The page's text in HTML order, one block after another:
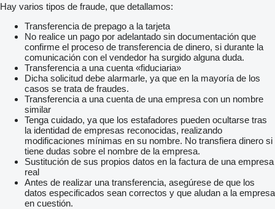
Hay varios tipos de fraude, que detallamos:
Transferencia de prepago a la tarjeta
No realice un pago por adelantado sin documentación que
confirme el proceso de transferencia de dinero, si durante la
comunicación con el vendedor ha surgido alguna duda.
Transferencia a una cuenta «fiduciaria»
Dicha solicitud debe alarmarle, ya que en la mayoría de los
casos se trata de fraudes.
Transferencia a una cuenta de una empresa con un nombre
similar
Tenga cuidado, ya que los estafadores pueden ocultarse tras
la identidad de empresas reconocidas, realizando
modificaciones mínimas en su nombre. No transfiera dinero si
tiene dudas sobre el nombre de la empresa.
Sustitución de sus propios datos en la factura de una empresa
real
Antes de realizar una transferencia, asegúrese de que los
datos especificados sean correctos y que aludan a la empresa
en cuestión.